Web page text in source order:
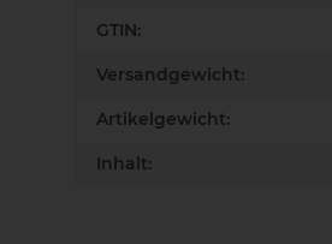
GTIN:
Versandgewicht:
Artikelgewicht:
Inhalt: